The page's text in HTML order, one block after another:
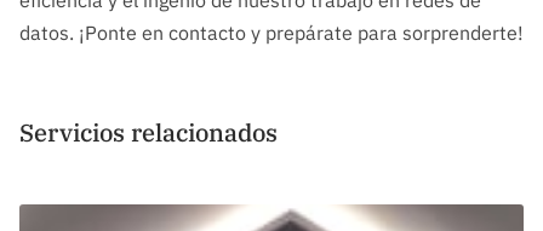
datos. ¡Ponte en contacto y prepárate para sorprenderte!
Servicios relacionados